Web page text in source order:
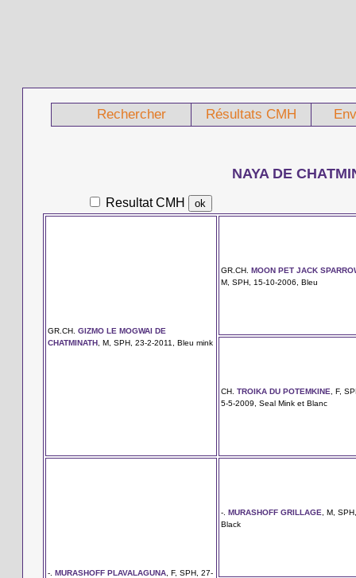
Rechercher Résultats CMH
NAYA DE
Resultat CMH
GR.CH. GIZMO LE MOGWAI DE
CHATMINATH , M, SPH, 23-2-2011, Bleu mink
GR.CH. MOON PET JACK
M, SPH, 15-10-2006, Bleu
CH. TROIKA DU POTEMKINE , F,
5-5-2009, Seal Mink et Blanc
-. MURASHOFF PLAVALAGUNA , F, SPH, 27-
-. MURASHOFF GRILLAGE , M, SPH,
Black